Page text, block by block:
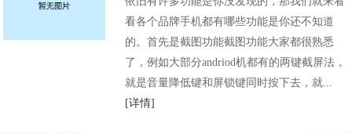
看各个品牌手机都有哪些功能是你还不知道
的。首先是截图功能截图功能大家都很熟悉
了，例如大部分andriod机都有的两键截屏法，
就是音量降低键和屏锁键同时按下去，就...
[详情]